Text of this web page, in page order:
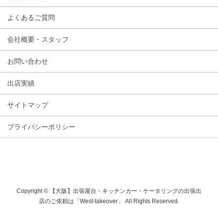
よくあるご質問
会社概要・スタッフ
お問い合わせ
出店実績
サイトマップ
プライバシーポリシー
Copyright © 【大阪】出張屋台・キッチンカー・ケータリングの出張出
店のご依頼は「West-takeover」 All Rights Reserved.